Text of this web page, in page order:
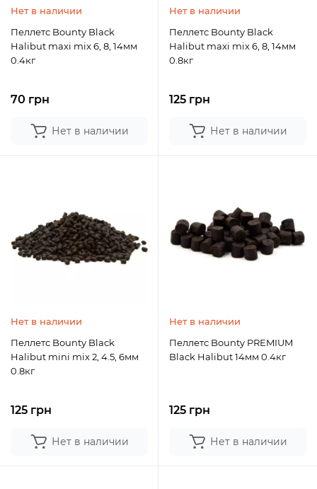
Нет в наличии
Пеллетс Bounty Black
Halibut maxi mix 6, 8, 14мм
0.4кг
70 грн
Нет в наличии
Нет в наличии
Пеллетс Bounty Black
Halibut maxi mix 6, 8, 14мм
0.8кг
125 грн
Нет в наличии
Нет в наличии
Пеллетс Bounty Black
Halibut mini mix 2, 4.5, 6мм
0.8кг
125 грн
Нет в наличии
Нет в наличии
Пеллетс Bounty PREMIUM
Black Halibut 14мм 0.4кг
125 грн
Нет в наличии